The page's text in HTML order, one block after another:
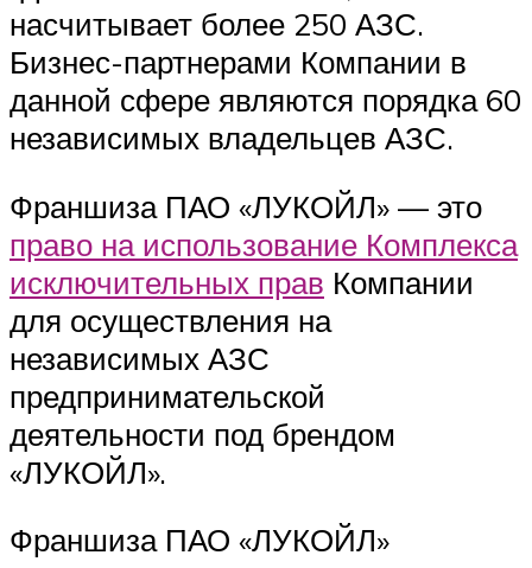
насчитывает более 250 АЗС.
Бизнес-партнерами Компании в
данной сфере являются порядка 60
независимых владельцев АЗС.
Франшиза ПАО «ЛУКОЙЛ» — это
право на использование Комплекса
исключительных прав Компании
для осуществления на
независимых АЗС
предпринимательской
деятельности под брендом
«ЛУКОЙЛ».
Франшиза ПАО «ЛУКОЙЛ»